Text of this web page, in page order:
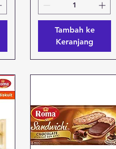
Tambah ke
Keranjang